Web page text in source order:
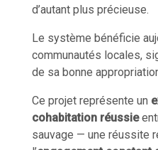
d’autant plus précieuse.
Le système bénéficie
communautés locales,
de sa bonne
Ce projet représente un
cohabitation réussie
sauvage — une réussite